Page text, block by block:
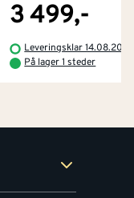
3 499,-
Leveringsklar 14.08.2026
På lager 1 steder